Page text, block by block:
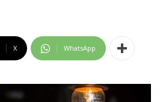
X WhatsApp